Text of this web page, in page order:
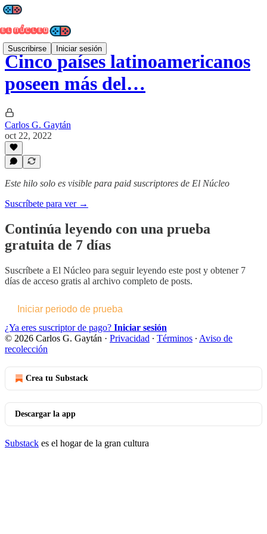
Suscribirse Iniciar sesión
Cinco países latinoamericanos
poseen más del…
Carlos G. Gaytán
oct 22, 2022
Este hilo solo es visible para paid suscriptores de El Núcleo
Suscríbete para ver →
Continúa leyendo con una prueba
gratuita de 7 días
Suscríbete a El Núcleo para seguir leyendo este post y obtener 7
días de acceso gratis al archivo completo de posts.
Iniciar periodo de prueba
¿Ya eres suscriptor de pago? Iniciar sesión
© 2026 Carlos G. Gaytán · Privacidad ∙ Términos ∙ Aviso de
recolección
Crea tu Substack
Descargar la app
Substack es el hogar de la gran cultura